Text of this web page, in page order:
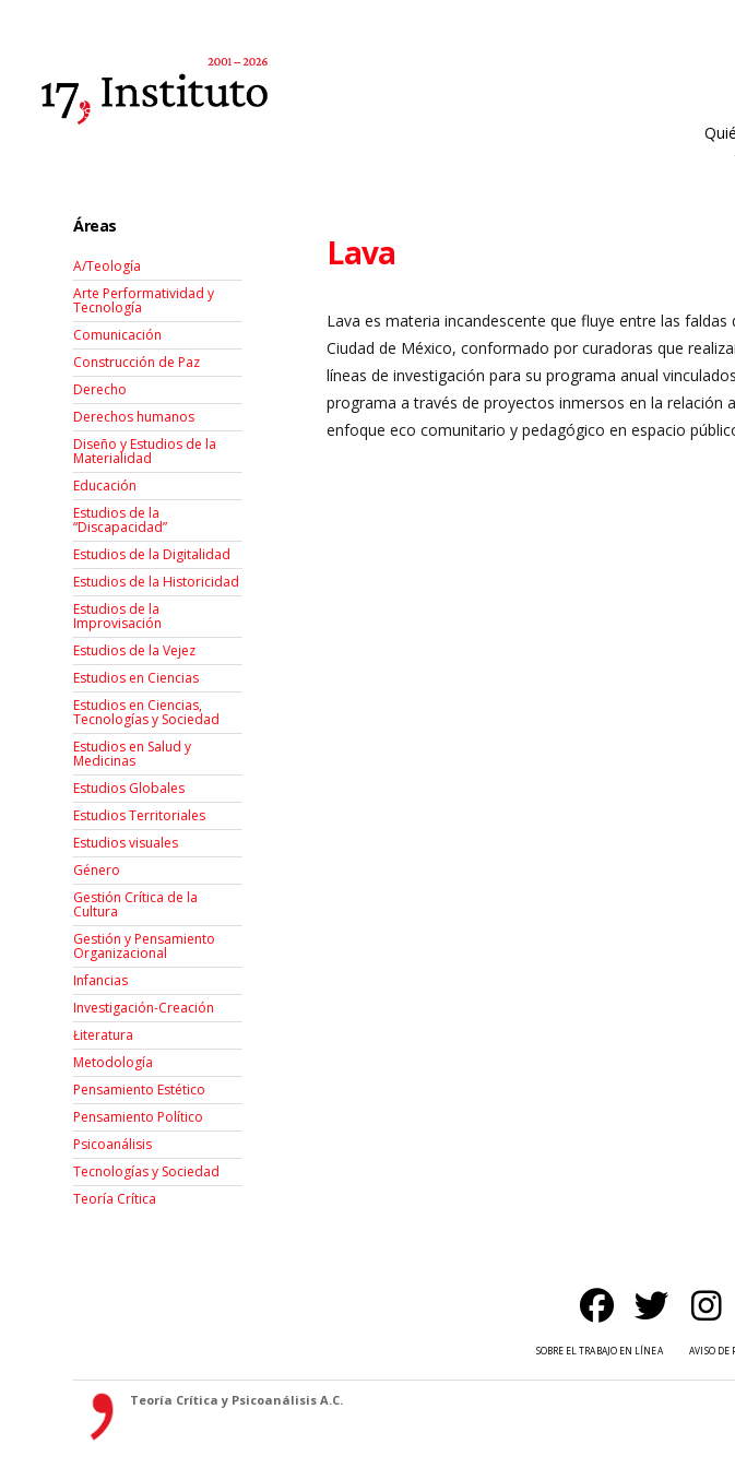
Lava
Lava es materia incandescente que fluye entre las
Ciudad de México, conformado por curadoras que
líneas de investigación para su programa anual
programa a través de proyectos inmersos en la relación
enfoque eco comunitario y pedagógico en espacio
Áreas
A/Teología
Arte Performatividad y
Tecnología
Comunicación
Construcción de Paz
Derecho
Derechos humanos
Diseño y Estudios de la
Materialidad
Educación
Estudios de la
“Discapacidad”
Estudios de la Digitalidad
Estudios de la Historicidad
Estudios de la
Improvisación
Estudios de la Vejez
Estudios en Ciencias
Estudios en Ciencias,
Tecnologías y Sociedad
Estudios en Salud y
Medicinas
Estudios Globales
Estudios Territoriales
Estudios visuales
Género
Gestión Crítica de la
Cultura
Gestión y Pensamiento
Organizacional
Infancias
Investigación-Creación
Łiteratura
Metodología
Pensamiento Estético
Pensamiento Político
Psicoanálisis
Tecnologías y Sociedad
Teoría Crítica
SOBRE EL TRABAJO EN LÍNEA AVISO DE
Teoría Crítica y Psicoanálisis A.C.